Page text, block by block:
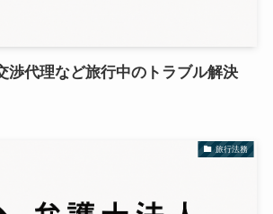
渉代理など旅行中のトラブル解決
旅行法務